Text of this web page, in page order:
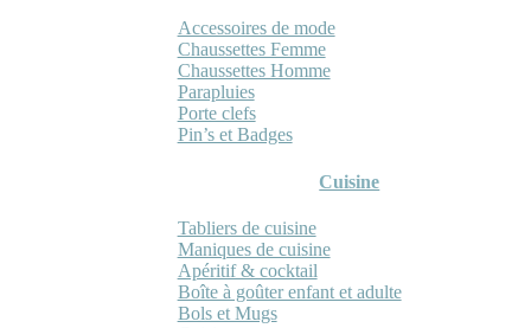
Accessoires de mode
Chaussettes Femme
Chaussettes Homme
Parapluies
Porte clefs
Pin’s et Badges
Cuisine
Tabliers de cuisine
Maniques de cuisine
Apéritif & cocktail
Boîte à goûter enfant et adulte
Bols et Mugs